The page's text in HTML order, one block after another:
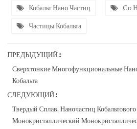
Кобальт Нано Частиц Co
Частицы Кобальта
ПРЕДЫДУЩИЙ :
Сверхтонкие Многофункциональные
Кобальта
СЛЕДУЮЩИЙ :
Твердый Сплав, Наночастиц
Монокристаллический